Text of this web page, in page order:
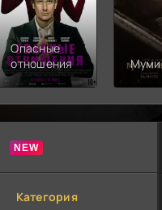
Опасные
отношения
Категория